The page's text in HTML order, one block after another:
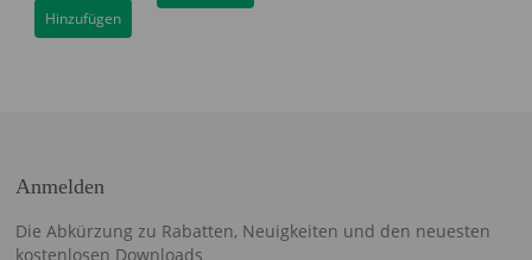
Hinzufügen
Anmelden
Die Abkürzung zu Rabatten, Neuigkeiten und den neuesten
kostenlosen Downloads